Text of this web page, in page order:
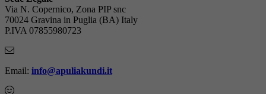
Via N. Copernico, Zona PIP snc
70024 Gravina in Puglia (BA) Italy
P.IVA 07855980723
Email: info@apuliakundi.it